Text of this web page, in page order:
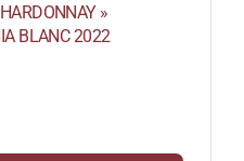
»
BLANC 2022